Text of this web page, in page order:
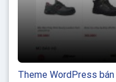
Theme WordPress